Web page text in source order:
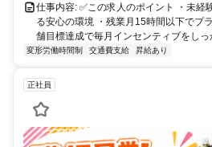
仕事内容: ✅この求人のポイント ・未経
る安心の環境 ・残業月15時間以下でプ
舗目標達成で毎月インセンティブをし
変形労働時間制 交通費支給 昇給あり
正社員